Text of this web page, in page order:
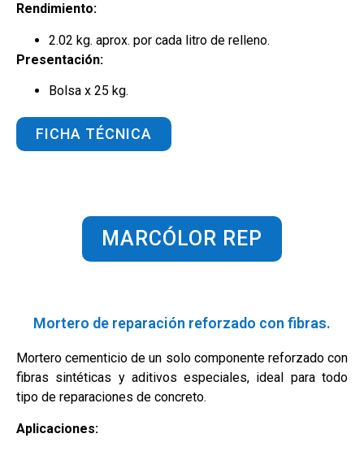
Rendimiento:
2.02 kg. aprox. por cada litro de relleno.
Presentación:
Bolsa x 25 kg.
FICHA TÉCNICA
MARCÓLOR REP
Mortero de reparación reforzado con fibras.
Mortero cementicio de un solo componente reforzado con
fibras sintéticas y aditivos especiales, ideal para todo
tipo de reparaciones de concreto.
Aplicaciones: